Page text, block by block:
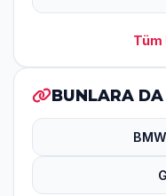
Tüm
BUNLARA